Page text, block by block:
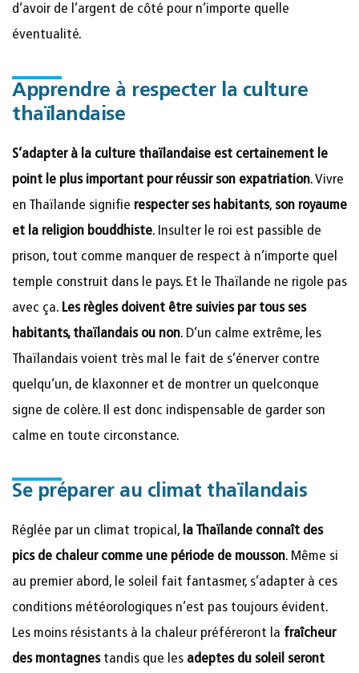
d’avoir de l’argent de côté pour n’importe quelle
éventualité.
Apprendre à respecter la culture
thaïlandaise
S’adapter à la culture thaïlandaise est certainement le
point le plus important pour réussir son expatriation. Vivre
en Thaïlande signifie respecter ses habitants, son royaume
et la religion bouddhiste. Insulter le roi est passible de
prison, tout comme manquer de respect à n’importe quel
temple construit dans le pays. Et le Thaïlande ne rigole pas
avec ça. Les règles doivent être suivies par tous ses
habitants, thaïlandais ou non. D’un calme extrême, les
Thaïlandais voient très mal le fait de s’énerver contre
quelqu’un, de klaxonner et de montrer un quelconque
signe de colère. Il est donc indispensable de garder son
calme en toute circonstance.
Se préparer au climat thaïlandais
Réglée par un climat tropical, la Thaïlande connaît des
pics de chaleur comme une période de mousson. Même si
au premier abord, le soleil fait fantasmer, s’adapter à ces
conditions météorologiques n’est pas toujours évident.
Les moins résistants à la chaleur préféreront la fraîcheur
des montagnestandis que les adeptes du soleil seront